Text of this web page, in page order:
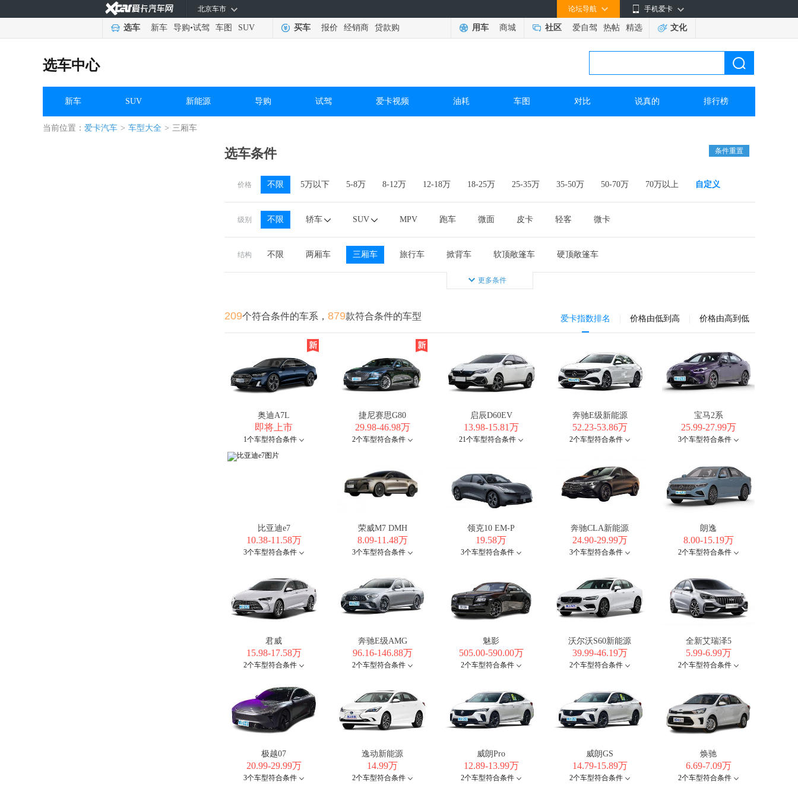
手机爱卡
论坛导航
北京车市
选车 新车 导购•试驾 车图 SUV 买车 报价 经销商 贷款购 用车 商城 社区 爱自驾 热帖 精选 文化
选车中心
新车 SUV 新能源 导购 试驾 爱卡视频 油耗 车图 对比 说真的 排行榜
当前位置： 爱卡汽车 > 车型大全 > 三厢车
选车条件 条件重置
价格 不限 5万以下 5-8万 8-12万 12-18万 18-25万 25-35万 35-50万 50-70万 70万以上 自定义
级别 不限 轿车 SUV MPV 跑车 微面 皮卡 轻客 微卡
结构 不限 两厢车 三厢车 旅行车 掀背车 软顶敞篷车 硬顶敞篷车
更多条件
209个符合条件的车系， 879款符合条件的车型 爱卡指数排名 价格由低到高 价格由高到低
奥迪A7L
即将上市
1个车型符合条件
捷尼赛思G80
29.98-46.98万
2个车型符合条件
启辰D60EV
13.98-15.81万
21个车型符合条件
奔驰E级新能源
52.23-53.86万
2个车型符合条件
宝马2系
25.99-27.99万
3个车型符合条件
比亚迪e7
10.38-11.58万
3个车型符合条件
荣威M7 DMH
8.09-11.48万
3个车型符合条件
领克10 EM-P
19.58万
3个车型符合条件
奔驰CLA新能源
24.90-29.99万
3个车型符合条件
朗逸
8.00-15.19万
2个车型符合条件
君威
15.98-17.58万
2个车型符合条件
奔驰E级AMG
96.16-146.88万
2个车型符合条件
魅影
505.00-590.00万
2个车型符合条件
沃尔沃S60新能源
39.99-46.19万
2个车型符合条件
全新艾瑞泽5
5.99-6.99万
2个车型符合条件
极越07
20.99-29.99万
3个车型符合条件
逸动新能源
14.99万
2个车型符合条件
威朗Pro
12.89-13.99万
2个车型符合条件
威朗GS
14.79-15.89万
2个车型符合条件
焕驰
6.69-7.09万
2个车型符合条件